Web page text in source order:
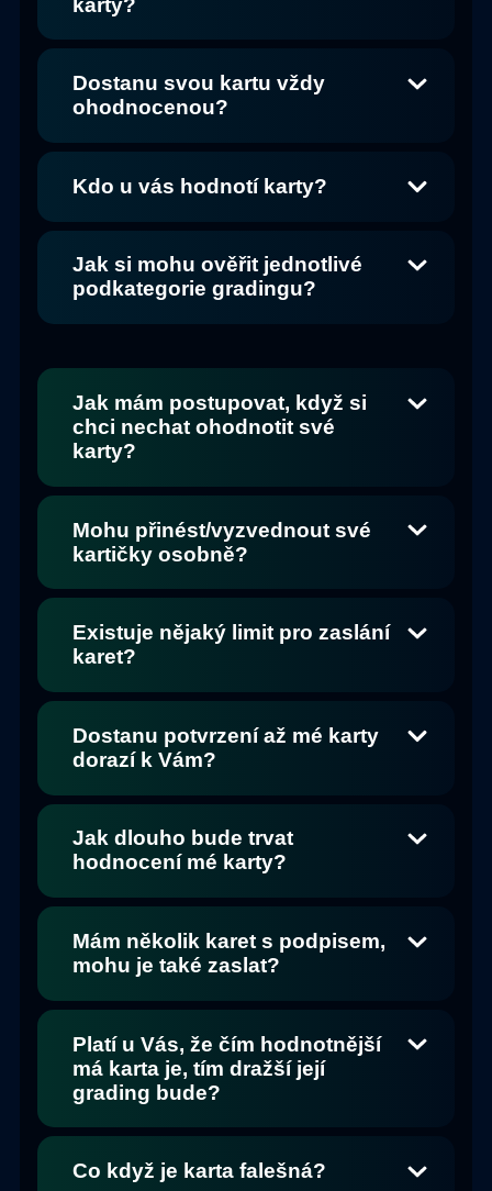
Dostanu svou kartu vždy
ohodnocenou?
Kdo u vás hodnotí karty?
Jak si mohu ověřit jednotlivé
podkategorie gradingu?
Jak mám postupovat, když si
chci nechat ohodnotit své
karty?
Mohu přinést/vyzvednout své
kartičky osobně?
Existuje nějaký limit pro zaslání
karet?
Dostanu potvrzení až mé karty
dorazí k Vám?
Jak dlouho bude trvat
hodnocení mé karty?
Mám několik karet s podpisem,
mohu je také zaslat?
Platí u Vás, že čím hodnotnější
má karta je, tím dražší její
grading bude?
Co když je karta falešná?